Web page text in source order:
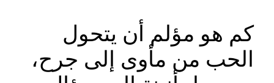
كم هو مؤلم أن يتحول
الحب من مأوى إلى جرح،